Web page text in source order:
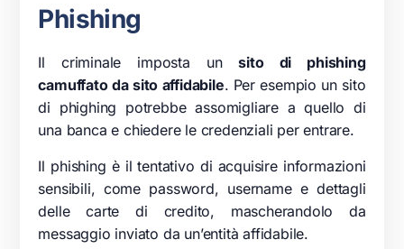
Phishing
Il criminale imposta unsito di phishing
camuffato da sito affidabile. Per esempio un sito
di phighing potrebbe assomigliare a quello di
una banca e chiedere le credenziali per entrare.
Il phishing è il tentativo di acquisire informazioni
sensibili, come password, username e dettagli
delle carte di credito, mascherandolo da
messaggio inviato da un’entità affidabile.